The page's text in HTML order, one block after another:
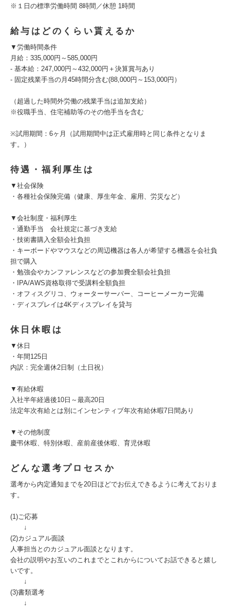
※１日の標準労働時間 8時間／休憩 1時間
給与はどのくらい貰えるか
▼労働時間条件
月給：335,000円～585,000円
- 基本給：247,000円～432,000円＋決算賞与あり
- 固定残業手当の月45時間分含む(88,000円～153,000円）
（超過した時間外労働の残業手当は追加支給）
※役職手当、住宅補助等のその他手当を含む
※試用期間：6ヶ月（試用期間中は正式雇用時と同じ条件となりま
す。）
待遇・福利厚生は
▼社会保険
・各種社会保険完備（健康、厚生年金、雇用、労災など）
▼会社制度・福利厚生
・通勤手当 会社規定に基づき支給
・技術書購入全額会社負担
・キーボードやマウスなどの周辺機器は各人が希望する機器を会社負
担で購入
・勉強会やカンファレンスなどの参加費全額会社負担
・IPA/AWS資格取得で受講料全額負担
・オフィスグリコ、ウォーターサーバー、コーヒーメーカー完備
・ディスプレイは4Kディスプレイを貸与
休日休暇は
▼休日
・年間125日
内訳：完全週休2日制（土日祝）
▼有給休暇
入社半年経過後10日～最高20日
法定年次有給とは別にインセンティブ年次有給休暇7日間あり
▼その他制度
慶弔休暇、特別休暇、産前産後休暇、育児休暇
どんな選考プロセスか
選考から内定通知までを20日ほどでお伝えできるように考えておりま
す。
(1)ご応募
↓
(2)カジュアル面談
人事担当とのカジュアル面談となります。
会社の説明やお互いのこれまでとこれからについてお話できると嬉し
いです。
↓
(3)書類選考
↓